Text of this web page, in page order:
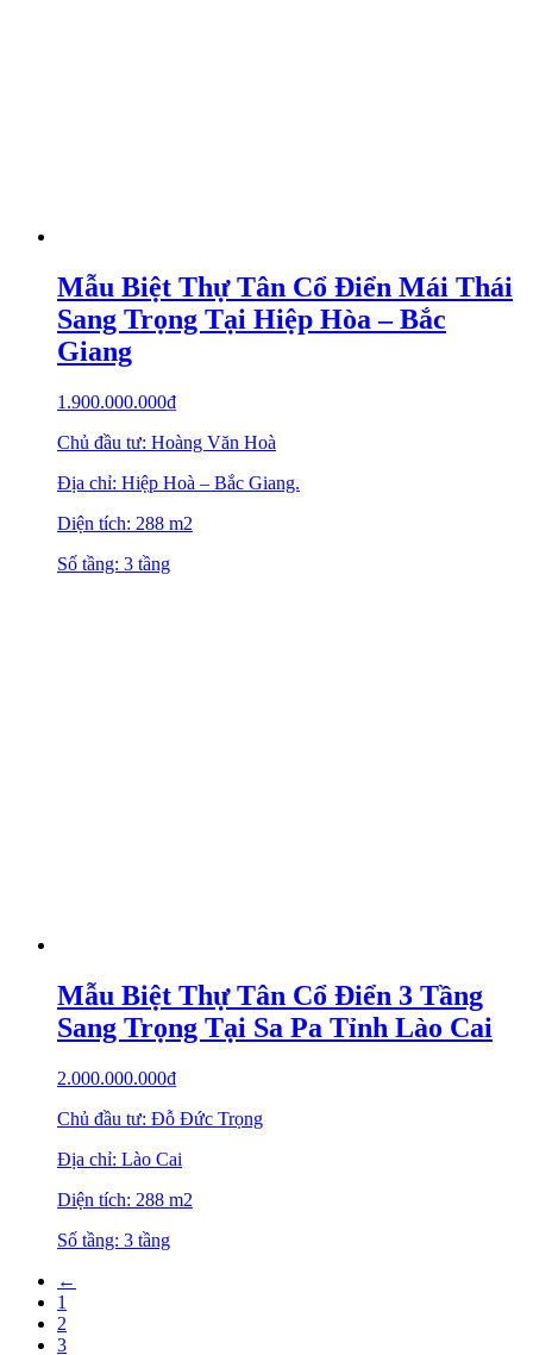
Mẫu Biệt Thự Tân Cổ Điển Mái Thái
Sang Trọng Tại Hiệp Hòa – Bắc
Giang
1.900.000.000₫
Chủ đầu tư: Hoàng Văn Hoà
Địa chỉ: Hiệp Hoà – Bắc Giang.
Diện tích: 288 m2
Số tầng: 3 tầng
Mẫu Biệt Thự Tân Cổ Điển 3 Tầng
Sang Trọng Tại Sa Pa Tỉnh Lào Cai
2.000.000.000₫
Chủ đầu tư: Đỗ Đức Trọng
Địa chỉ: Lào Cai
Diện tích: 288 m2
Số tầng: 3 tầng
←
1
2
3